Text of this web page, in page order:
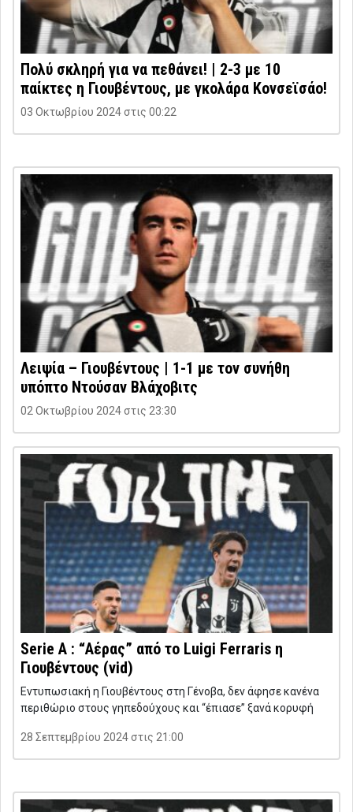
Πολύ σκληρή για να πεθάνει! | 2-3 με 10
παίκτες η Γιουβέντους, με γκολάρα Κονσεϊσάο!
03 Οκτωβρίου 2024 στις 00:22
Λειψία – Γιουβέντους | 1-1 με τον συνήθη
υπόπτο Ντούσαν Βλάχοβιτς
02 Οκτωβρίου 2024 στις 23:30
Serie A : “Αέρας” από το Luigi Ferraris η
Γιουβέντους (vid)
Εντυπωσιακή η Γιουβέντους στη Γένοβα, δεν άφησε κανένα
περιθώριο στους γηπεδούχους και “έπιασε” ξανά κορυφή
28 Σεπτεμβρίου 2024 στις 21:00